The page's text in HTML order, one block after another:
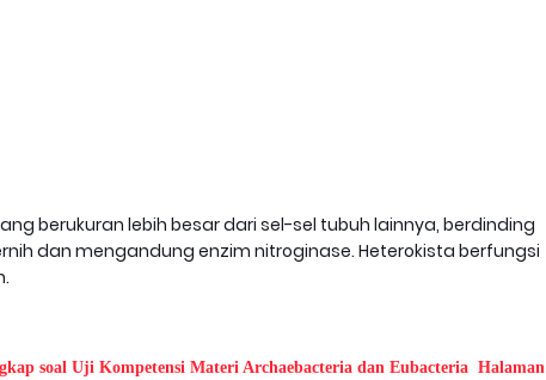
berukuran lebih besar dari sel-sel tubuh lainnya, berdinding
dan mengandung enzim nitroginase. Heterokista berfungsi
soal Uji Kompetensi Materi Archaebacteria dan Eubacteria Halaman